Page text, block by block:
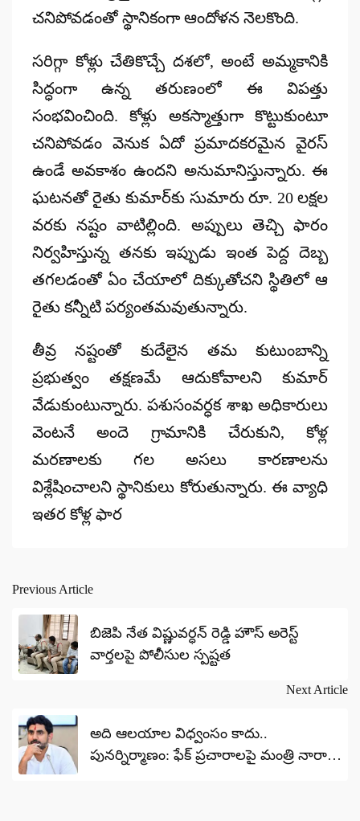
చనిపోవడంతో స్థానికంగా ఆందోళన నెలకొంది.
సరిగ్గా కోళ్లు చేతికొచ్చే దశలో, అంటే అమ్మకానికి
సిద్ధంగా ఉన్న తరుణంలో ఈ విపత్తు
సంభవించింది. కోళ్లు అకస్మాత్తుగా కొట్టుకుంటూ
చనిపోవడం వెనుక ఏదో ప్రమాదకరమైన వైరస్
ఉండే అవకాశం ఉందని అనుమానిస్తున్నారు. ఈ
ఘటనతో రైతు కుమార్‌కు సుమారు రూ. 20 లక్షల
వరకు నష్టం వాటిల్లింది. అప్పులు తెచ్చి ఫారం
నిర్వహిస్తున్న తనకు ఇప్పుడు ఇంత పెద్ద దెబ్బ
తగలడంతో ఏం చేయాలో దిక్కుతోచని స్థితిలో ఆ
రైతు కన్నీటి పర్యంతమవుతున్నారు.
తీవ్ర నష్టంతో కుదేలైన తమ కుటుంబాన్ని
ప్రభుత్వం తక్షణమే ఆదుకోవాలని కుమార్
వేడుకుంటున్నారు. పశుసంవర్ధక శాఖ అధికారులు
వెంటనే అందె గ్రామానికి చేరుకుని, కోళ్ల
మరణాలకు గల అసలు కారణాలను
విశ్లేషించాలని స్థానికులు కోరుతున్నారు. ఈ వ్యాధి
ఇతర కోళ్ల ఫార
Post
navigation
Previous Article
బిజెపి నేత విష్ణువర్ధన్ రెడ్డి హౌస్ అరెస్ట్
వార్తలపై పోలీసుల స్పష్టత
Next Article
అది ఆలయాల విధ్వంసం కాదు..
పునర్నిర్మాణం: ఫేక్ ప్రచారాలపై మంత్రి నారా